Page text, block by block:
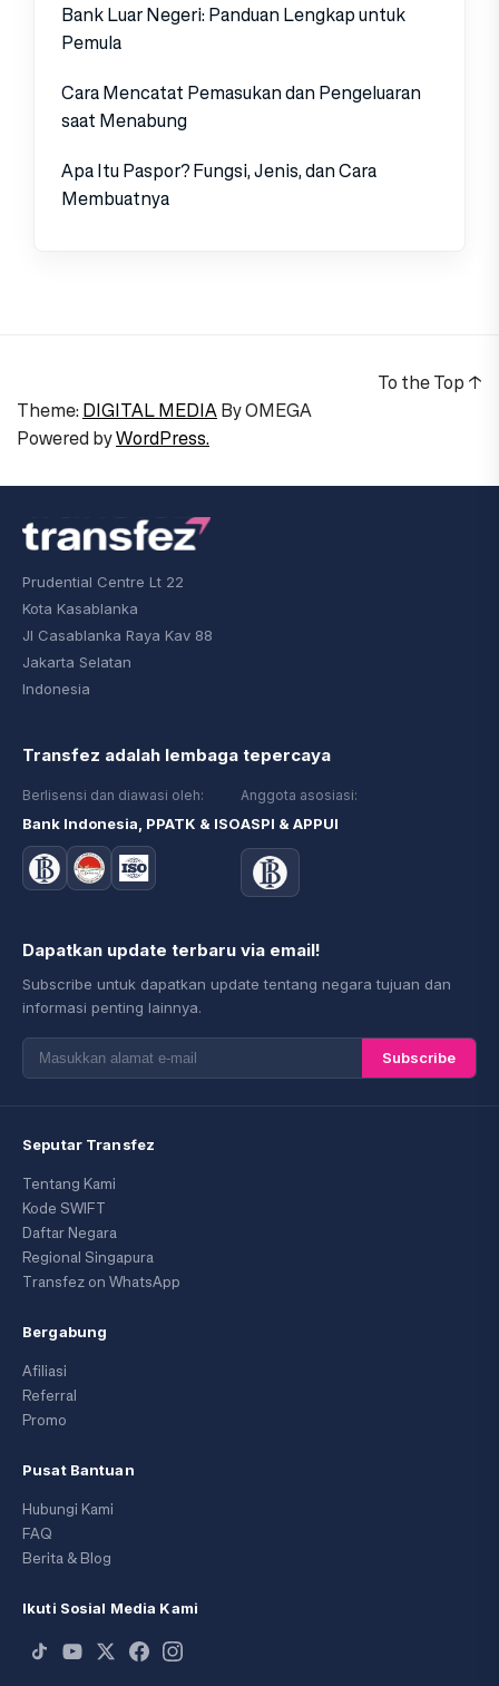
Bank Luar Negeri: Panduan Lengkap untuk
Pemula
Cara Mencatat Pemasukan dan Pengeluaran
saat Menabung
Apa Itu Paspor? Fungsi, Jenis, dan Cara
Membuatnya
Theme: DIGITAL MEDIAByOMEGA
Powered byWordPress.
To the Top ↑
Prudential Centre Lt 22
Kota Kasablanka
Jl Casablanka Raya Kav 88
Jakarta Selatan
Indonesia
Transfez adalah lembaga tepercaya
Berlisensi dan diawasi oleh:
Bank Indonesia, PPATK & ISO
Anggota asosiasi:
ASPI & APPUI
Dapatkan update terbaru via email!
Subscribe untuk dapatkan update tentang negara tujuan dan
informasi penting lainnya.
Subscribe
Seputar Transfez
Tentang Kami
Kode SWIFT
Daftar Negara
Regional Singapura
Transfez on WhatsApp
Bergabung
Afiliasi
Referral
Promo
Pusat Bantuan
Hubungi Kami
FAQ
Berita & Blog
Ikuti Sosial Media Kami